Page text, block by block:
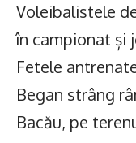
Voleibalistele
în campionat și
Fetele
Began strâng
Bacău, pe